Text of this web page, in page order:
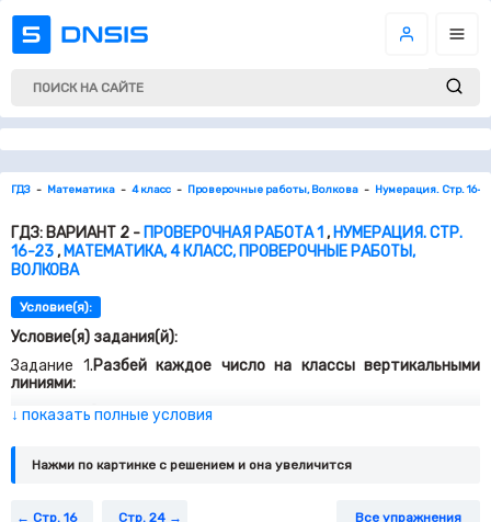
ГДЗ Математика 4 класс Проверочные работы, Волкова Нумерация. Стр. 16-
ГДЗ: ВАРИАНТ 2 - ПРОВЕРОЧНАЯ РАБОТА 1, НУМЕРАЦИЯ. СТР.
16-23, МАТЕМАТИКА, 4 КЛАСС, ПРОВЕРОЧНЫЕ РАБОТЫ,
ВОЛКОВА
Условие(я):
Условие(я) задания(й):
Задание 1.Разбей каждое число на классы вертикальными
линиями:
Задание 2. Запиши числа, в которых:
в вазу положили еще 4 груши, то их стало столько же, сколько
и яблок. Сколько яблок было в вазе?
↓ показать полные условия
Нажми по картинке c решением и она увеличится
Стр. 16 Стр. 24 Все упражнения